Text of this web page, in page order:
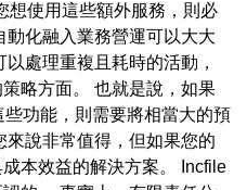
想使用這些額外服務，則必
化融入業務營運可以大大
處理重複且耗時的活動，
略方面。 也就是說，如果
功能，則需要將相當大的預
說非常值得，但如果您的
本效益的解決方案。 Incfile